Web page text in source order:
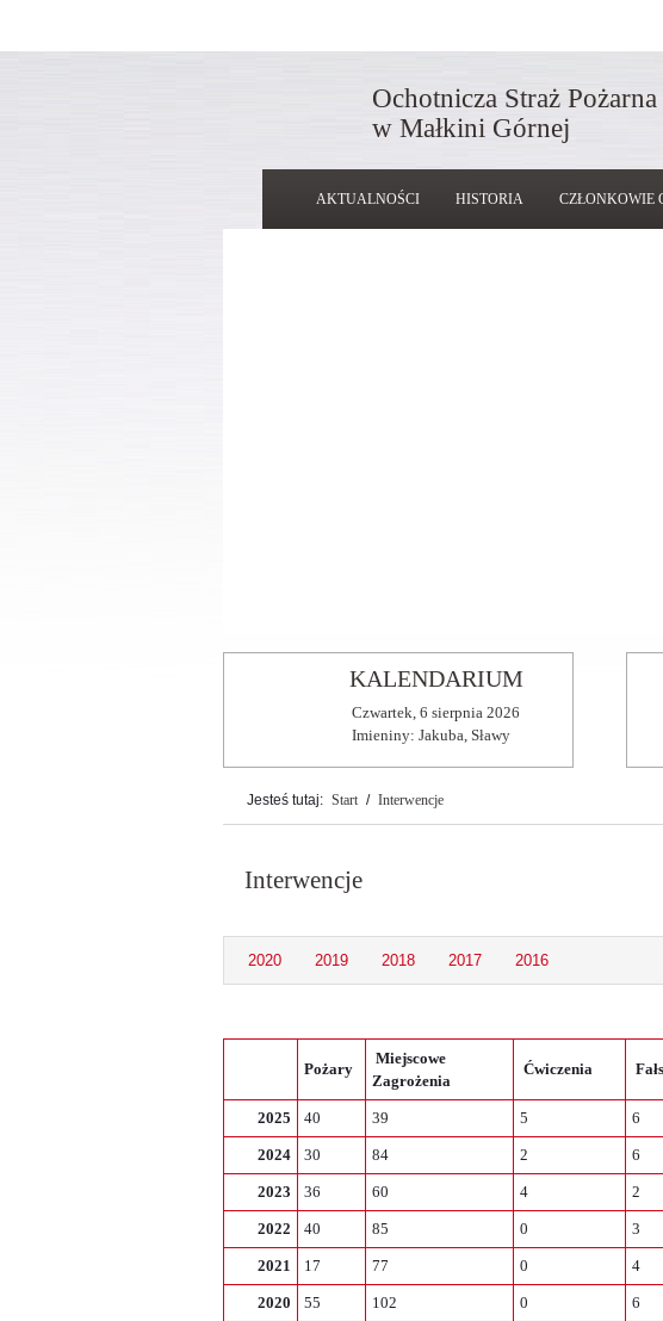
Ochotnicza Straż Pożarna
w Małkini Górnej
AKTUALNOŚCI HISTORIA CZŁONKOWIE
KALENDARIUM
Czwartek, 6 sierpnia 2026
Imieniny: Jakuba, Sławy
Jesteś tutaj: Start / Interwencje
Interwencje
2020 2019 2018 2017 2016
Pożary
Miejscowe
Zagrożenia
Ćwiczenia
2025 40 39 5 6
2024 30 84 2 6
2023 36 60 4 2
2022 40 85 0 3
2021 17 77 0 4
2020 55 102 0 6